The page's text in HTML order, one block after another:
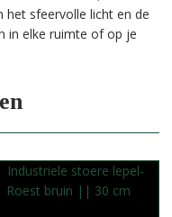
het sfeervolle licht en de
in elke ruimte of op je